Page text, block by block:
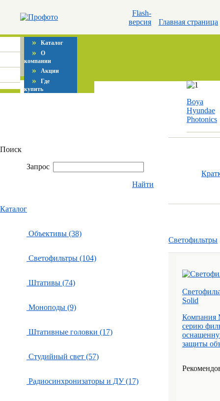
Flash-
версия
Главная страница
» Каталог
» О
компании
» Акции
» Где
купить
Boya
Hyundae
Photonics
Поиск
Запрос
Найти
Каталог
Объективы (38)
Светофильтры (104)
Штативы (74)
Моноподы (9)
Штативные головки (17)
Студийный свет (57)
Радиосинхронизаторы и ДУ (17)
Светофильтры
Solid
Компания
серию
защиты